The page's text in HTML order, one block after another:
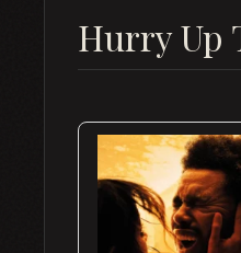
Hurry Up